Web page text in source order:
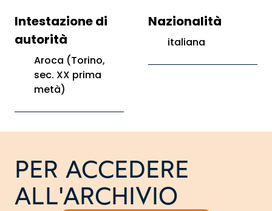
Intestazione di
autorità
Aroca (Torino,
sec. XX prima
metà)
Nazionalità
italiana
PER ACCEDERE
ALL'ARCHIVIO